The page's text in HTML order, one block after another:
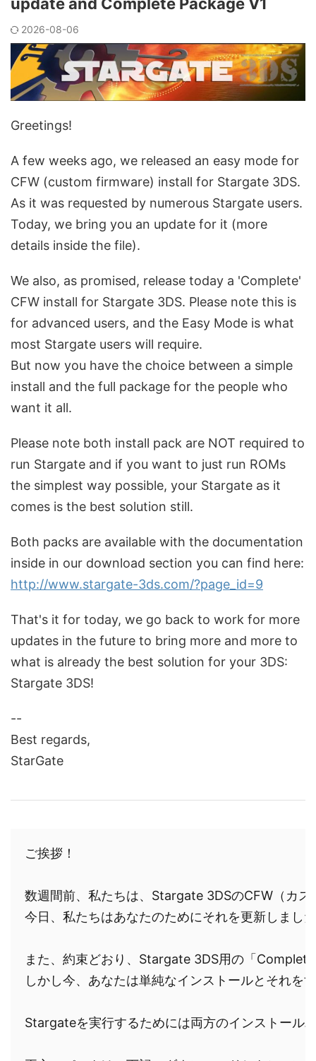
2026-08-06
Greetings!
A few weeks ago, we released an easy mode for
CFW (custom firmware) install for Stargate 3DS.
As it was requested by numerous Stargate users.
Today, we bring you an update for it (more
details inside the file).
We also, as promised, release today a 'Complete'
CFW install for Stargate 3DS. Please note this is
for advanced users, and the Easy Mode is what
most Stargate users will require.
But now you have the choice between a simple
install and the full package for the people who
want it all.
Please note both install pack are NOT required to
run Stargate and if you want to just run ROMs
the simplest way possible, your Stargate as it
comes is the best solution still.
Both packs are available with the documentation
inside in our download section you can find here:
http://www.stargate-3ds.com/?page_id=9
That's it for today, we go back to work for more
updates in the future to bring more and more to
what is already the best solution for your 3DS:
Stargate 3DS!
--
Best regards,
StarGate
ご挨拶！
数週間前、私たちは、Stargate 3DSのCFW（カ
今日、私たちはあなたのためにそれを更新しまし
また、約束どおり、Stargate 3DS用の「
しかし今、あなたは単純なインストールとそれを
Stargateを実行するためには両方のインストール